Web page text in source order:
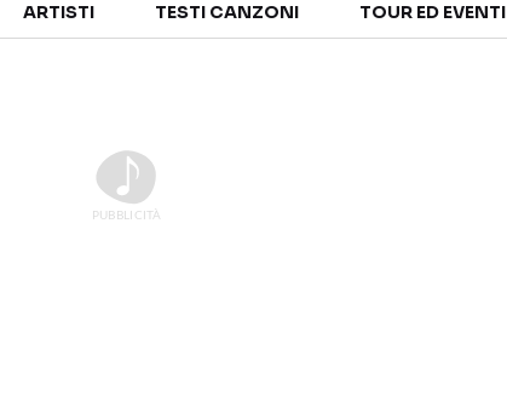
TALENT SHOW
ARTISTI TESTI CANZONI TOUR ED EVENTI